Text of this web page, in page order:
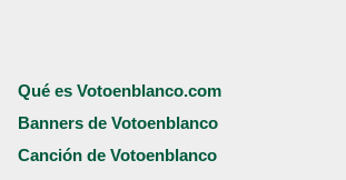
Qué es Votoenblanco.com
Banners de Votoenblanco
Canción de Votoenblanco